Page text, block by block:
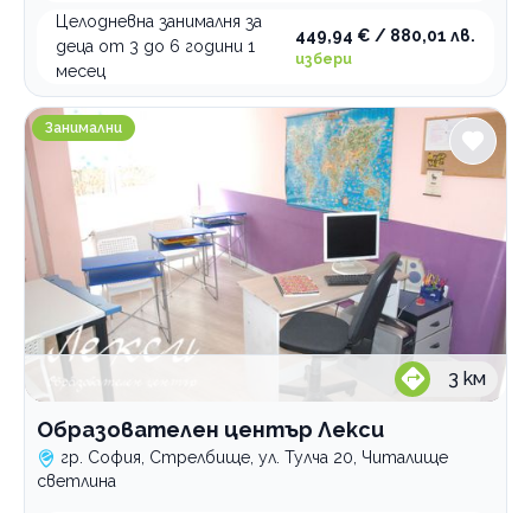
Целодневна занималня за
деца от 3 до 6 години 1
месец
449,94 € / 880,01 лв.
избери
Образователен център Лекси
Занимални
3 км
Образователен център Лекси
гр. София, Стрелбище, ул. Тулча 20, Читалище
светлина